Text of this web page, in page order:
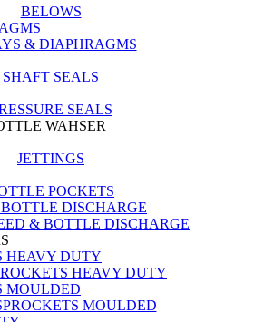
BELOWS
& DIAPHRAGMS
SHAFT SEALS
SEALS
WAHSER
JETTINGS
POCKETS
& BOTTLE DISCHARGE
HEAVY DUTY
MOULDED